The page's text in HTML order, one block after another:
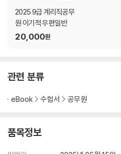
2025 9급 계리직공무
원 이기적 우편일반
20,000원
관련 분류
eBook 수험서 공무원
품목정보